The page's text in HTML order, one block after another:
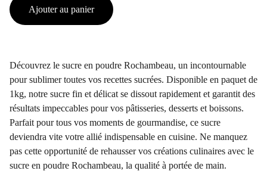
Ajouter au panier
Découvrez le sucre en poudre Rochambeau, un incontournable
pour sublimer toutes vos recettes sucrées. Disponible en paquet de
1kg, notre sucre fin et délicat se dissout rapidement et garantit des
résultats impeccables pour vos pâtisseries, desserts et boissons.
Parfait pour tous vos moments de gourmandise, ce sucre
deviendra vite votre allié indispensable en cuisine. Ne manquez
pas cette opportunité de rehausser vos créations culinaires avec le
sucre en poudre Rochambeau, la qualité à portée de main.